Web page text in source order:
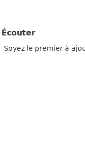
Écouter
Soyez le premier à